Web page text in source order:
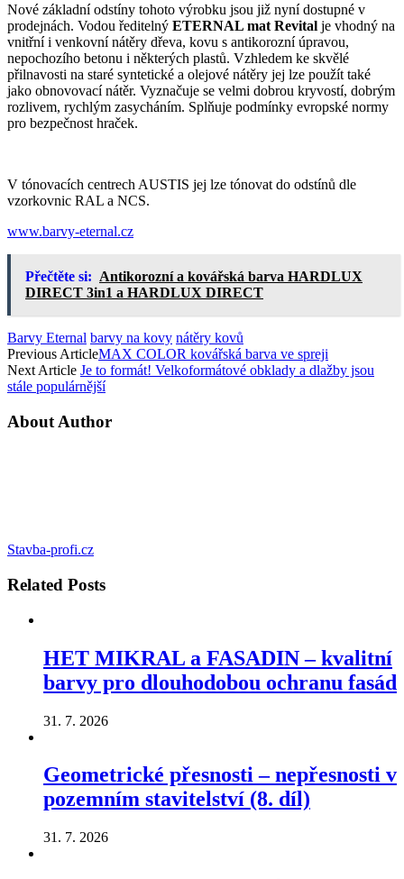
Nové základní odstíny tohoto výrobku jsou již nyní dostupné v
prodejnách. Vodou ředitelný ETERNAL mat Revital je vhodný na
vnitřní i venkovní nátěry dřeva, kovu s antikorozní úpravou,
nepochozího betonu i některých plastů. Vzhledem ke skvělé
přilnavosti na staré syntetické a olejové nátěry jej lze použít také
jako obnovovací nátěr. Vyznačuje se velmi dobrou kryvostí, dobrým
rozlivem, rychlým zasycháním. Splňuje podmínky evropské normy
pro bezpečnost hraček.
V tónovacích centrech AUSTIS jej lze tónovat do odstínů dle
vzorkovnic RAL a NCS.
www.barvy-eternal.cz
Přečtěte si: Antikorozní a kovářská barva HARDLUX
DIRECT 3in1 a HARDLUX DIRECT
Barvy Eternal barvy na kovy nátěry kovů
Previous ArticleMAX COLOR kovářská barva ve spreji
Next Article Je to formát! Velkoformátové obklady a dlažby jsou
stále populárnější
About Author
Stavba-profi.cz
Related Posts
HET MIKRAL a FASADIN – kvalitní
barvy pro dlouhodobou ochranu fasád
31. 7. 2026
Geometrické přesnosti – nepřesnosti v
pozemním stavitelství (8. díl)
31. 7. 2026